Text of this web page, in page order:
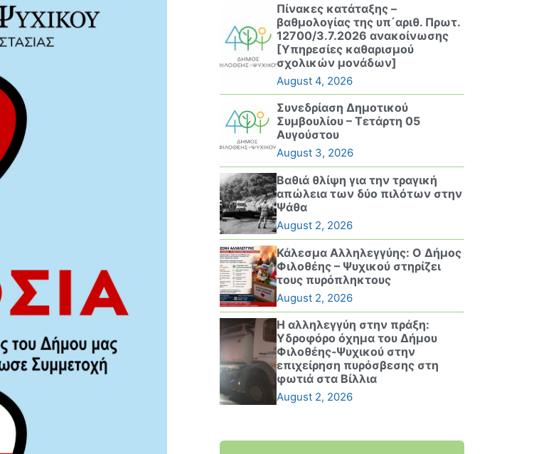
Πίνακες κατάταξης –
βαθμολογίας της υπ΄αριθ. Πρωτ.
12700/3.7.2026 ανακοίνωσης
[Υπηρεσίες καθαρισμού
σχολικών μονάδων]
August 4, 2026
Συνεδρίαση Δημοτικού
Συμβουλίου – Τετάρτη 05
Αυγούστου
August 3, 2026
Βαθιά θλίψη για την τραγική
απώλεια των δύο πιλότων στην
Ψάθα
August 2, 2026
Κάλεσμα Αλληλεγγύης: Ο Δήμος
Φιλοθέης – Ψυχικού στηρίζει
τους πυρόπληκτους
August 2, 2026
Η αλληλεγγύη στην πράξη:
Υδροφόρο όχημα του Δήμου
Φιλοθέης-Ψυχικού στην
επιχείρηση πυρόσβεσης στη
φωτιά στα Βίλλια
August 2, 2026